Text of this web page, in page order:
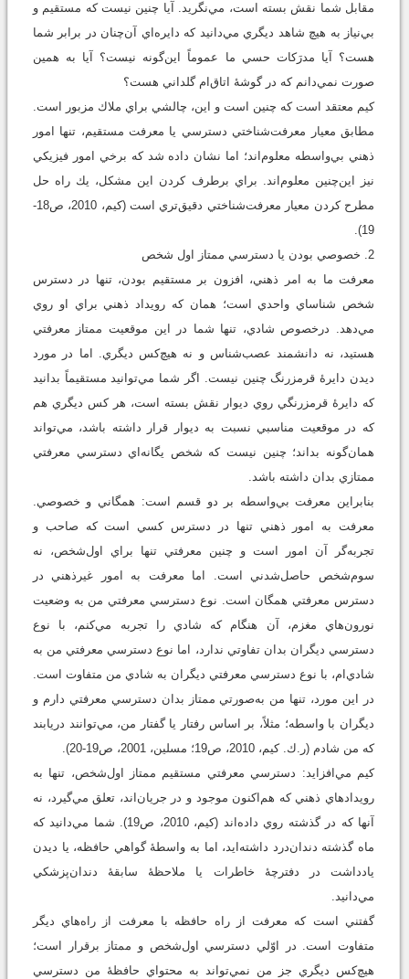
مقابل شما نقش بسته است، مي‌نگريد. آيا چنين نيست كه مستقيم و
بي‌نياز به هيچ شاهد ديگري مي‌دانيد كه دايره‌اي آن‌چنان در برابر شما
هست؟ آيا مدرَكات حسي ما عموماً اين‌گونه نيست؟ آيا به همين
صورت نمي‌دانم كه در گوشۀ اتاق‌ام گلداني هست؟
كيم معتقد است كه چنين است و اين، چالشي براي ملاك مزبور است.
مطابق معيار معرفت‌شناختي دسترسي يا معرفت مستقيم، تنها امور
ذهني بي‌واسطه معلوم‌‌اند؛ اما نشان داده شد كه برخي امور فيزيكي
نيز اين‌چنين معلوم‌اند. براي برطرف كردن اين مشكل، يك راه ‌حل
مطرح كردن معيار معرفت‌شناختي دقيق‌تري است (كيم، 2010، ص18-
19).
2. خصوصي بودن يا دسترسي ممتاز اول شخص
معرفت ما به امر ذهني، افزون بر مستقيم بودن، تنها در دسترس
شخص شناساي واحدي است؛ همان كه رويداد ذهني براي او روي
مي‌دهد. درخصوص شادي، تنها شما در اين موقعيت ممتاز معرفتي
هستيد، نه دانشمند عصب‌شناس و نه هيچ‌كس ديگري. اما در مورد
ديدن دايرۀ قرمزرنگ چنين نيست. اگر شما مي‌توانيد مستقيماً بدانيد
كه دايرۀ قرمزرنگي روي ديوار نقش بسته است، هر كس ديگري هم
كه در موقعيت مناسبي نسبت به ديوار قرار داشته باشد، مي‌تواند
همان‌گونه بداند؛ چنين نيست كه شخص يگانه‌اي دسترسي معرفتي
ممتازي بدان داشته باشد.
بنابراين معرفت بي‌واسطه بر دو قسم است: همگاني و خصوصي.
معرفت به امور ذهني تنها در دسترس كسي است كه صاحب و
تجربه‌گر آن امور است و چنين معرفتي تنها براي اول‌شخص، نه
سوم‌شخص حاصل‌شدني است. اما معرفت به امور غيرذهني در
دسترس معرفتي همگان است. نوع دسترسي معرفتي من به وضعيت
نورون‌هاي مغزم، آن‌ هنگام كه شادي را تجربه مي‌كنم، با نوع
دسترسي ديگران بدان تفاوتي ندارد، اما نوع دسترسي معرفتي من به
شادي‌ام، با نوع دسترسي معرفتي ديگران به شادي من متفاوت است.
در اين مورد، تنها من به‌صورتي ممتاز بدان دسترسي معرفتي دارم و
ديگران با واسطه؛ مثلاً، بر اساس رفتار يا گفتار من، مي‌توانند دريابند
كه من شادم (ر.ك. كيم، 2010، ص19؛ مسلين، 2001، ص19-20).
كيم مي‌افزايد: دسترسي معرفتي مستقيم ممتاز اول‌شخص، تنها به
رويدادهاي ذهني كه هم‌اكنون موجود و در جريان‌اند، تعلق مي‌گيرد، نه
آنها كه در گذشته روي داده‌اند (كيم، 2010، ص19). شما مي‌دانيد كه
ماه گذشته دندان‌درد داشته‌ايد، اما به واسطۀ گواهي حافظه، يا ديدن
يادداشت در دفترچۀ خاطرات يا ملاحظۀ سابقۀ دندان‌پزشكي
مي‌دانيد.
گفتني است که معرفت از راه حافظه با معرفت از راه‌هاي ديگر
متفاوت است. در اوّلي دسترسي اول‌شخص و ممتاز برقرار است؛
هيچ‌كس ديگري جز من نمي‌تواند به محتواي حافظۀ من دسترسي